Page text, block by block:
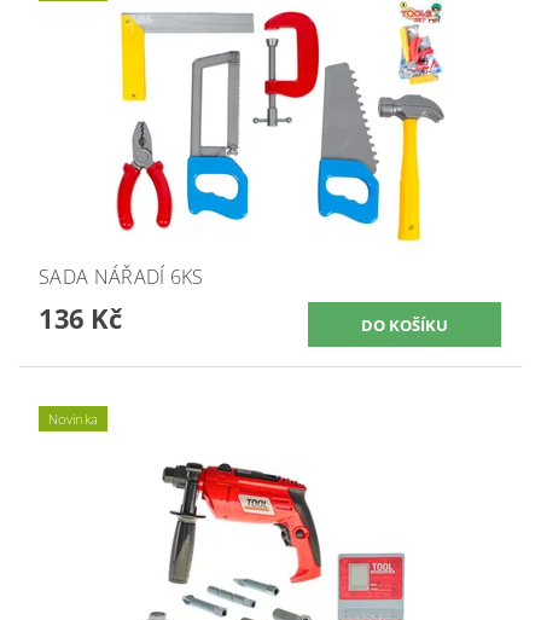
SADA NÁŘADÍ 6KS
136 Kč
Novinka